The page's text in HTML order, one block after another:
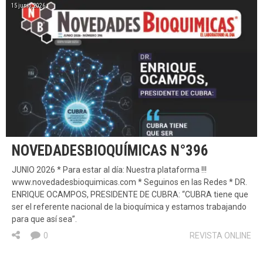
15 junio, 2026
NOVEDADESBIOQUÍMICAS N°396
JUNIO 2026 * Para estar al día: Nuestra plataforma !!!
www.novedadesbioquimicas.com * Seguinos en las Redes * DR.
ENRIQUE OCAMPOS, PRESIDENTE DE CUBRA: “CUBRA tiene que
ser el referente nacional de la bioquímica y estamos trabajando
para que así sea”.
REVISTA ONLINE
0